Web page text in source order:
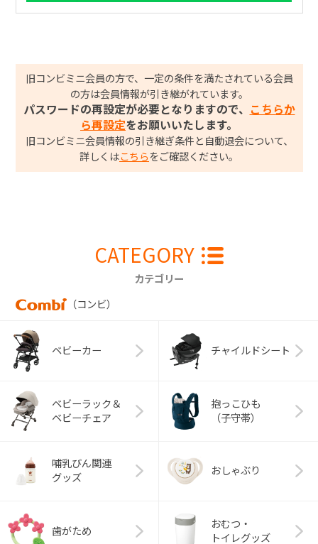
旧コンビミニ会員の方で、一定の条件を満たされている会員
の方は会員情報が引き継がれています。
パスワードの再設定が必要となりますので、
こちらか
ら再設定をお願いいたします。
旧コンビミニ会員情報の引き継ぎ条件と自動退会について、
詳しくはこちら をご確認ください。
CATEGORY
カテゴリー
（コンビ）
ベビーカー チャイルドシート
ベビーラック＆
ベビーチェア
抱っこひも
（子守帯）
哺乳びん関連
グッズ
おしゃぶり
歯がため
おむつ・
トイレグッズ